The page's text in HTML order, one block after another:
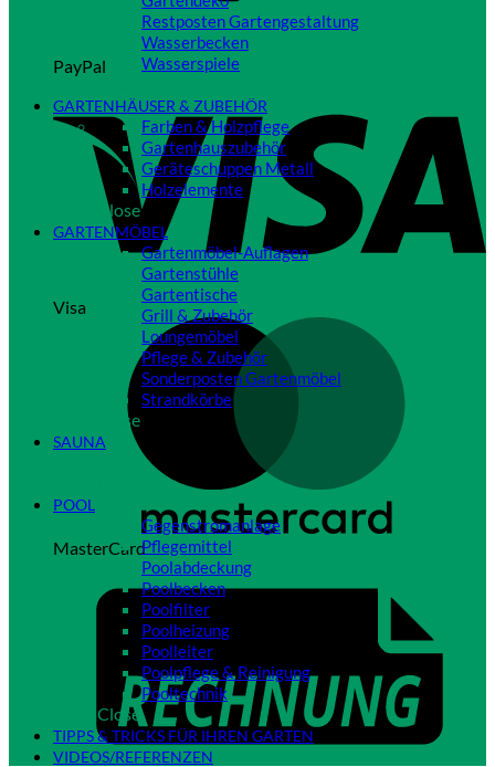
PayPal
Visa
MasterCard
Restposten Gartengestaltung
Wasserbecken
Wasserspiele
GARTENHÄUSER & ZUBEHÖR
Farben & Holzpflege
Gartenhauszubehör
Geräteschuppen Metall
Holzelemente
Close
GARTENMÖBEL
Gartenmöbel-Auflagen
Gartenstühle
Gartentische
Grill & Zubehör
Loungemöbel
Pflege & Zubehör
Sonderposten Gartenmöbel
Strandkörbe
Close
SAUNA
POOL
Gegenstromanlage
Pflegemittel
Poolabdeckung
Poolbecken
Poolfilter
Poolheizung
Poolleiter
Poolpflege & Reinigung
Pooltechnik
Close
TIPPS & TRICKS FÜR IHREN GARTEN
VIDEOS/REFERENZEN